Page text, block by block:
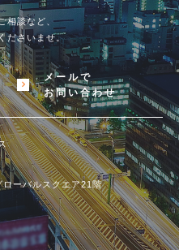
相談など、
ださいませ。
メールで
お問い合わせ
ーバルスクエア21階